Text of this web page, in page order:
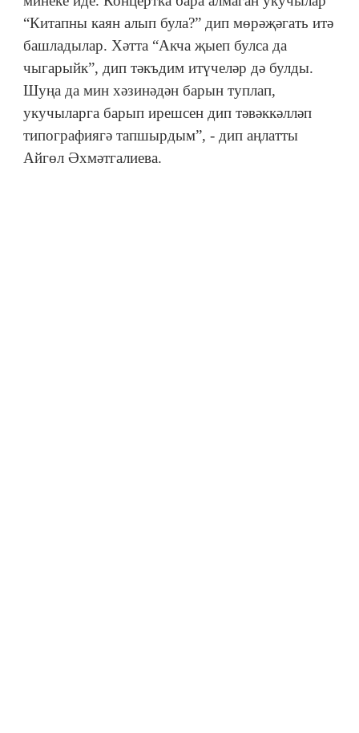
“Китапны каян алып була?” дип мөрәҗәгать итә
башладылар. Хәтта “Акча җыеп булса да
чыгарыйк”, дип тәкъдим итүчеләр дә булды.
Шуңа да мин хәзинәдән барын туплап,
укучыларга барып ирешсен дип тәвәккәлләп
типографиягә тапшырдым”, - дип аңлатты
Айгөл Әхмәтгалиева.